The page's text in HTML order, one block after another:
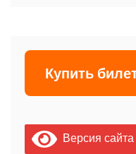
Купить
Версия